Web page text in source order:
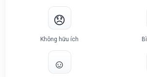
😞
Không hữu ích
☺️